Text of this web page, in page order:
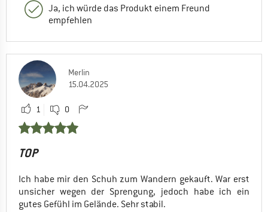
Ja, ich würde das Produkt einem Freund
empfehlen
Merlin
15.04.2025
1 0
TOP
Ich habe mir den Schuh zum Wandern gekauft. War erst
unsicher wegen der Sprengung, jedoch habe ich ein
gutes Gefühl im Gelände. Sehr stabil.